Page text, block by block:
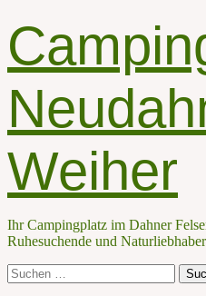
Weiher
Ihr Campingplatz im Dahner
Ruhesuchende und Naturliebhaber
Suche
nach: